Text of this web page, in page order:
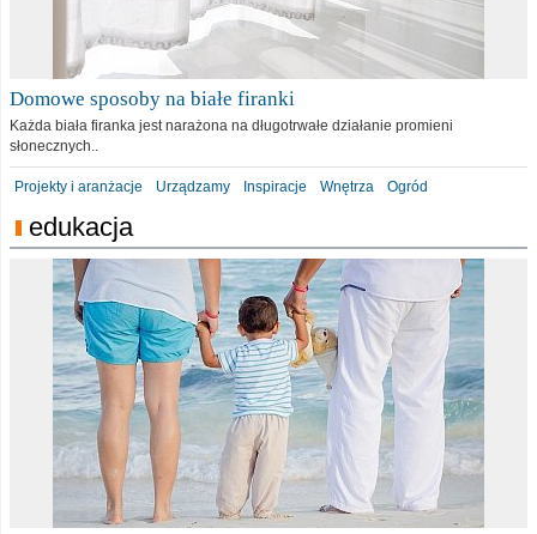
Domowe sposoby na białe firanki
Każda biała firanka jest narażona na długotrwałe działanie promieni
słonecznych..
Projekty i aranżacje Urządzamy Inspiracje Wnętrza Ogród
edukacja